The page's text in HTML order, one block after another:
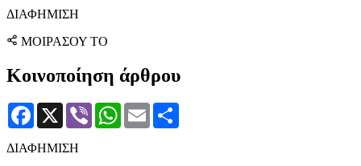
ΔΙΑΦΗΜΙΣΗ
ΜΟΙΡΑΣΟΥ ΤΟ
Κοινοποίηση άρθρου
Facebook
X Viber WhatsApp
Email
ΔΙΑΦΗΜΙΣΗ